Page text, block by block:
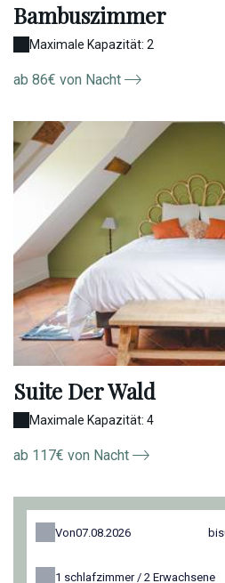
Bambuszimmer
Maximale Kapazität: 2
ab 86€ von Nacht
Suite Der Wald
Maximale Kapazität: 4
ab 117€ von Nacht
Von bis
1 schlafzimmer / 2 Erwachsene